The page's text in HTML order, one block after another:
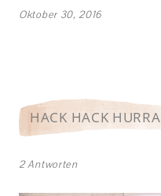
Oktober 30, 2016
HACK HACK HURRA
2 Antworten